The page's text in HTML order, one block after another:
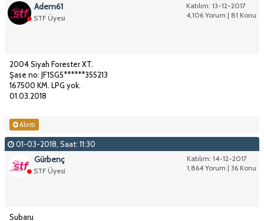
Katılım: 13-12-2017
4,106 Yorum | 81 Konu
Adem61
STF Üyesi
2004 Siyah Forester XT.
Şase no: JF1SG5******355213
167500 KM. LPG yok.
01.03.2018
Alıntı
01-03-2018, Saat: 11:30
Katılım: 14-12-2017
1,864 Yorum | 36 Konu
Gürbenç
STF Üyesi
Subaru